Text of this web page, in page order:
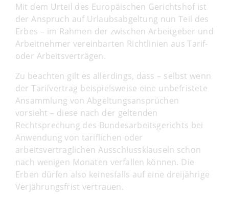
Mit dem Urteil des Europäischen Gerichtshof ist
der Anspruch auf Urlaubsabgeltung nun Teil des
Erbes – im Rahmen der zwischen Arbeitgeber und
Arbeitnehmer vereinbarten Richtlinien aus Tarif-
oder Arbeitsverträgen.
Zu beachten gilt es allerdings, dass – selbst wenn
der Tarifvertrag beispielsweise eine unbefristete
Ansammlung von Abgeltungsansprüchen
vorsieht – diese nach der geltenden
Rechtsprechung des Bundesarbeitsgerichts bei
Anwendung von tariflichen oder
arbeitsvertraglichen Ausschlussklauseln schon
nach wenigen Monaten verfallen können. Die
Erben dürfen also keinesfalls auf eine dreijährige
Verjährungsfrist vertrauen.